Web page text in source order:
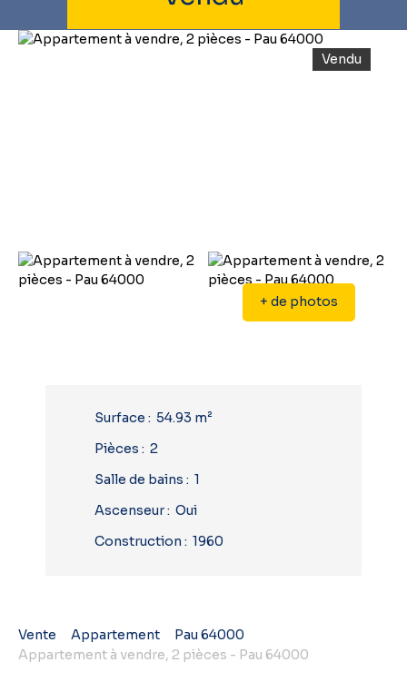
Vendu
+ de photos
Surface : 54.93 m²
Pièces : 2
Salle de bains : 1
Ascenseur: Oui
Construction : 1960
Vente Appartement
Pau 64000
Appartement à vendre, 2 pièces - Pau 64000